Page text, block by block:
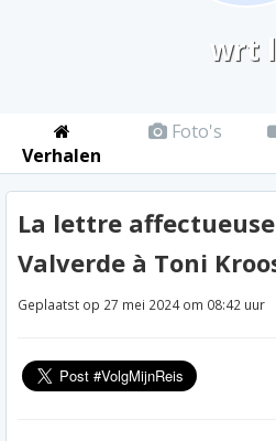
wrt
Verhalen
Foto's
La lettre
Valverde à Toni
Geplaatst op 27 mei 2024 om 08:42 uur